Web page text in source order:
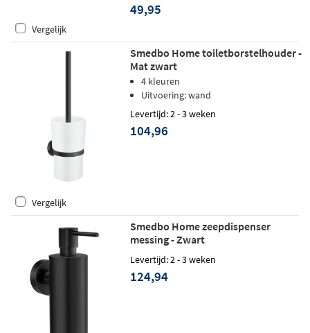
49,95
Vergelijk
Smedbo Home toiletborstelhouder -
Mat zwart
4 kleuren
Uitvoering: wand
Levertijd: 2 - 3 weken
104,96
Vergelijk
Smedbo Home zeepdispenser
messing - Zwart
Levertijd: 2 - 3 weken
124,94